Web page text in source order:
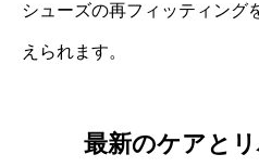
シューズの再フィッティング
えられます。
最新のケアと